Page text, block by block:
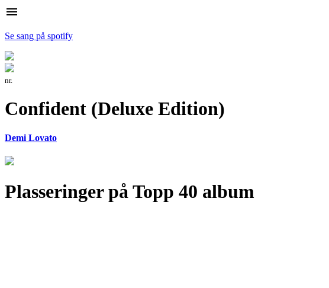
menu
Se sang på spotify
nr.
Confident (Deluxe Edition)
Demi Lovato
Plasseringer på Topp 40 album